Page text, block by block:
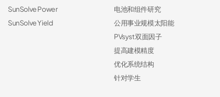
SunSolve Power
SunSolve Yield
电池和组件研究
公用事业规模太阳能
PVsyst 双面因子
提高建模精度
优化系统结构
针对学生